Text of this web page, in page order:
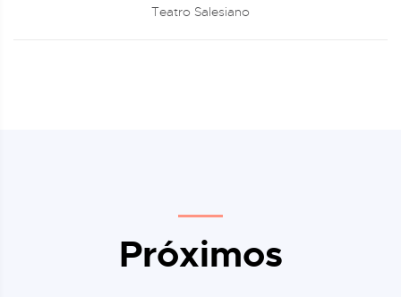
Teatro Salesiano
Próximos